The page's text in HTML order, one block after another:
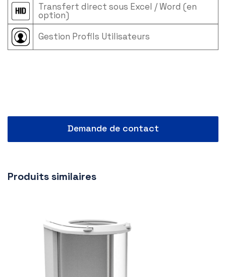
Transfert direct sous Excel / Word (en
option)
Gestion Profils Utilisateurs
Demande de contact
Produits similaires